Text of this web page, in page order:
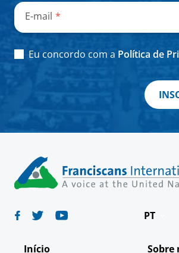
E-mail *
Consent *
Eu concordo com a Política de
PT
Deutsch
Início Sobre